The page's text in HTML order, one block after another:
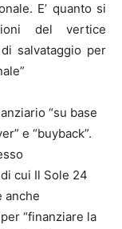
E’ quanto si
del vertice
salvataggio per
“su base
e “buyback”.
cui Il Sole 24
anche
“finanziare la